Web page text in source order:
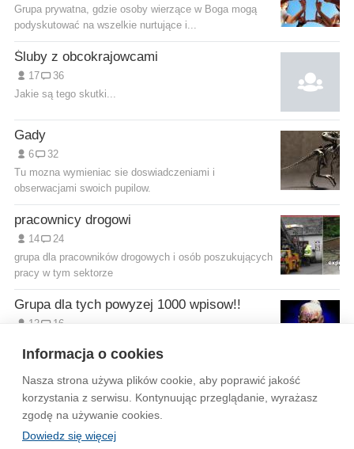
Informacja o cookies
Nasza strona używa plików cookie, aby poprawić jakość
korzystania z serwisu. Kontynuując przeglądanie, wyrażasz
zgodę na używanie cookies.
Dowiedz się więcej
Grupa prywatna, gdzie osoby wierzące w Boga mogą
podyskutować na wszelkie nurtujące i...
Śluby z obcokrajowcami
17
36
Jakie są tego skutki...
Gady
6
32
Tu mozna wymieniac sie doswiadczeniami i
obserwacjami swoich pupilow.
pracownicy drogowi
14
24
grupa dla pracowników drogowych i osób poszukujących
pracy w tym sektorze
Grupa dla tych powyzej 1000 wpisow!!
12
16
Wytyczne dla społeczności Regulamin Prywatność
Reklama Kontakt